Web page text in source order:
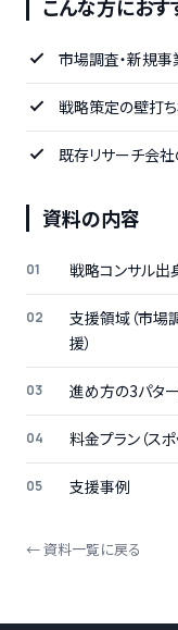
こんな方におす
市場調査・新規
戦略策定の壁打
既存リサーチ会
資料の内容
戦略コンサル出
支援領域（市場
援）
進め方の3パター
料金プラン（ス
支援事例
← 資料一覧に戻る